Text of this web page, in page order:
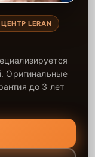
LERAN
Оригинальные
до 3 лет